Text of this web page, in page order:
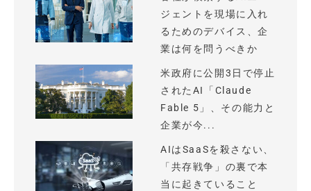
ジェントを現場に入れ
るためのデバイス、企
業は何を問うべきか
米政府に公開3日で停止
されたAI「Claude
Fable 5」、その能力と
企業が今...
AIはSaaSを殺さない、
「共存戦争」の裏で本
当に起きていること